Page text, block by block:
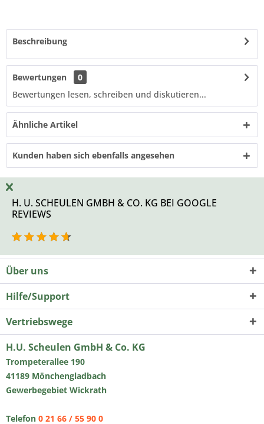
Beschreibung
Bewertungen
0
Bewertungen lesen, schreiben und diskutieren...
Ähnliche Artikel
Kunden haben sich ebenfalls angesehen
H. U. SCHEULEN GMBH & CO. KG BEI GOOGLE
REVIEWS
Über uns
Hilfe/Support
Vertriebswege
H.U. Scheulen GmbH & Co. KG
Trompeterallee 190
41189 Mönchengladbach
Gewerbegebiet Wickrath
Telefon 0 21 66 / 55 90 0